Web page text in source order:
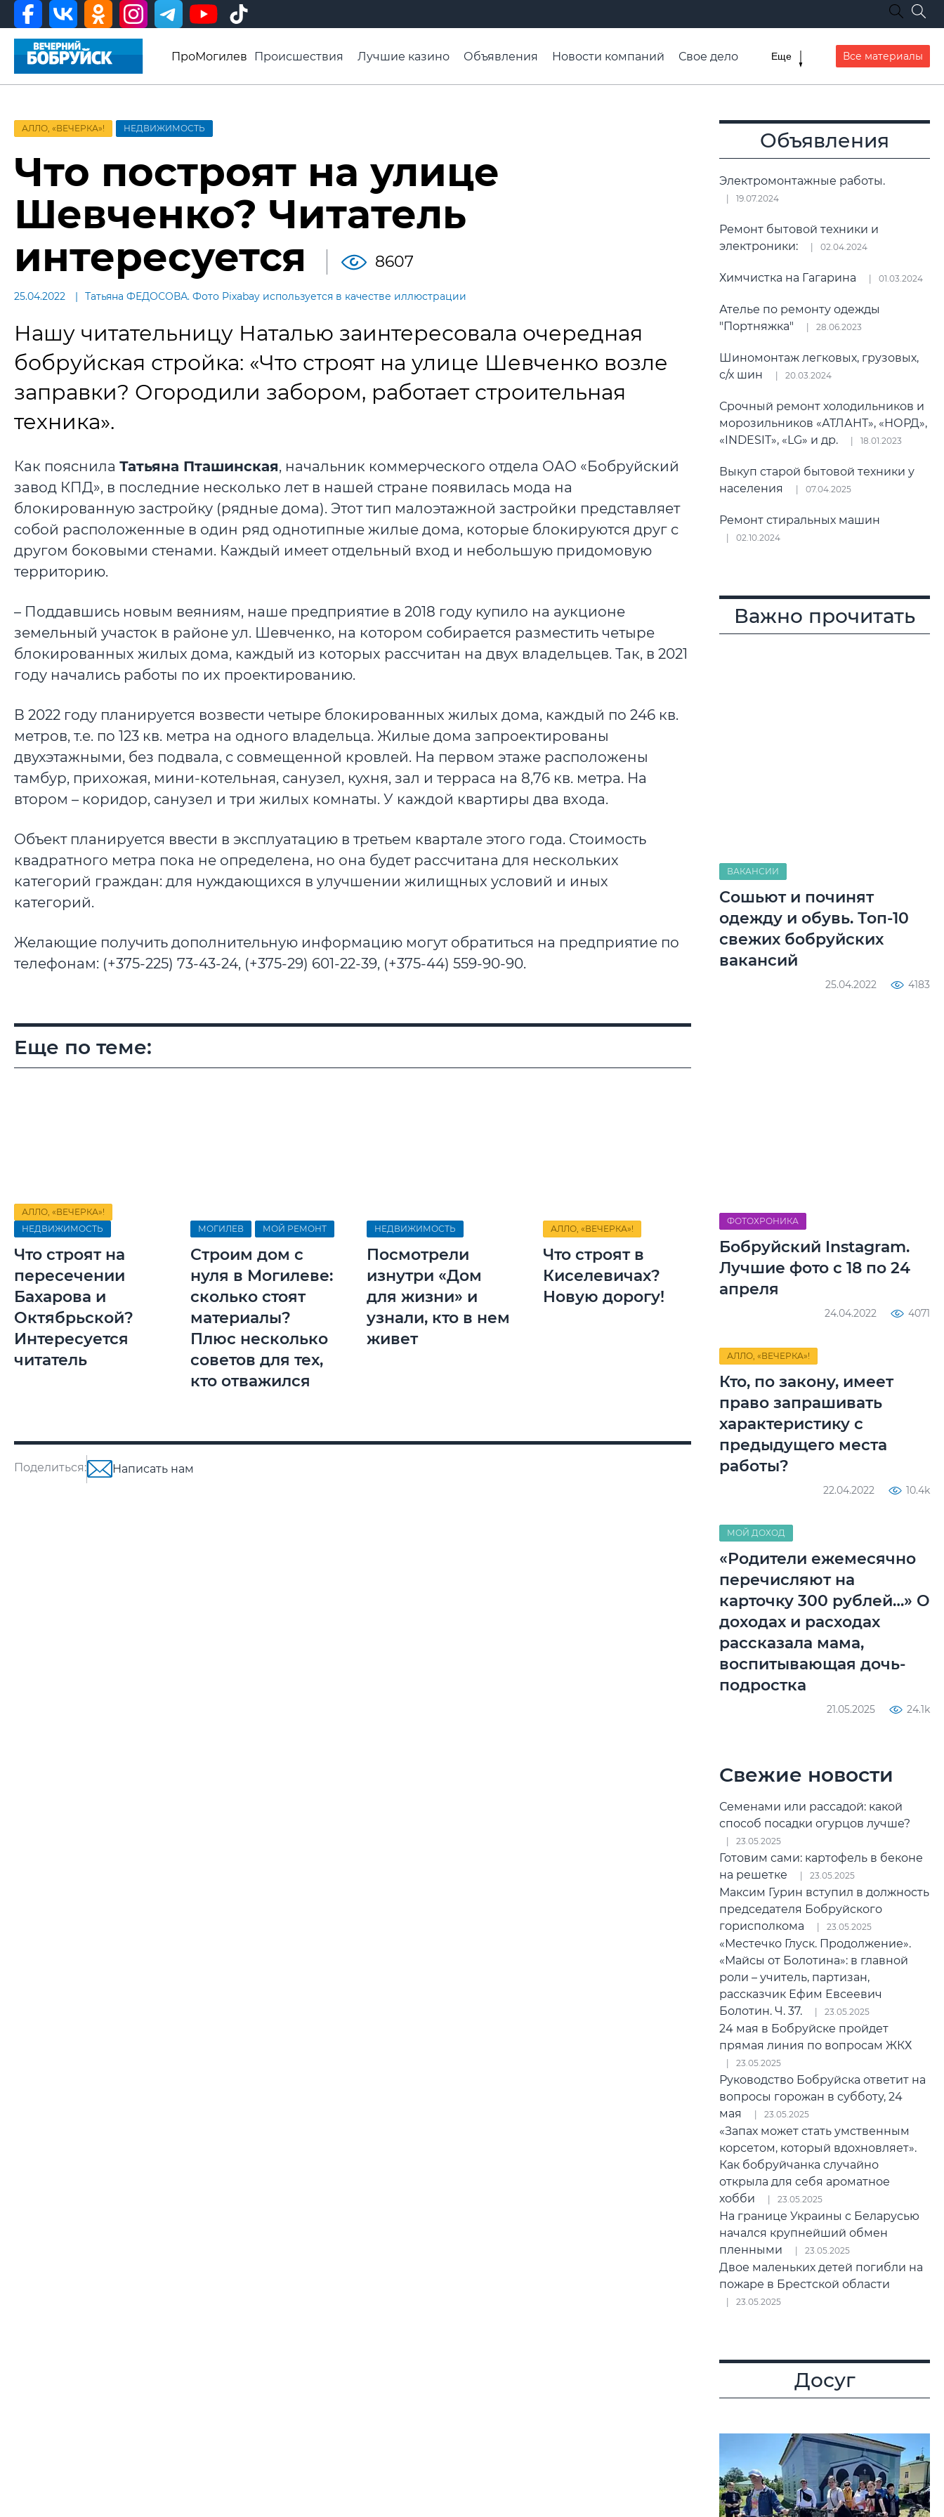
ПроМогилев Происшествия Лучшие казино Объявления Новости компаний
Свое дело
Видео ВБ
Еще Все материалы
АЛЛО, «ВЕЧЕРКА»! НЕДВИЖИМОСТЬ
Что построят на улице
Шевченко? Читатель
интересуется
8607
25.04.2022 Татьяна ФЕДОСОВА. Фото Pixabay используется в качестве иллюстрации
Нашу читательницу Наталью заинтересовала очередная
бобруйская стройка: «Что строят на улице Шевченко возле
заправки? Огородили забором, работает строительная
техника».
Как пояснила Татьяна Пташинская, начальник коммерческого отдела ОАО «Бобруйский
завод КПД», в последние несколько лет в нашей стране появилась мода на
блокированную застройку (рядные дома). Этот тип малоэтажной застройки представляет
собой расположенные в один ряд однотипные жилые дома, которые блокируются друг с
другом боковыми стенами. Каждый имеет отдельный вход и небольшую придомовую
территорию.
– Поддавшись новым веяниям, наше предприятие в 2018 году купило на аукционе
земельный участок в районе ул. Шевченко, на котором собирается разместить четыре
блокированных жилых дома, каждый из которых рассчитан на двух владельцев. Так, в 2021
году начались работы по их проектированию.
В 2022 году планируется возвести четыре блокированных жилых дома, каждый по 246 кв.
метров, т.е. по 123 кв. метра на одного владельца. Жилые дома запроектированы
двухэтажными, без подвала, с совмещенной кровлей. На первом этаже расположены
тамбур, прихожая, мини-котельная, санузел, кухня, зал и терраса на 8,76 кв. метра. На
втором – коридор, санузел и три жилых комнаты. У каждой квартиры два входа.
Объект планируется ввести в эксплуатацию в третьем квартале этого года. Стоимость
квадратного метра пока не определена, но она будет рассчитана для нескольких
категорий граждан: для нуждающихся в улучшении жилищных условий и иных
категорий.
Желающие получить дополнительную информацию могут обратиться на предприятие по
телефонам: (+375-225) 73-43-24, (+375-29) 601-22-39, (+375-44) 559-90-90.
Еще по теме:
АЛЛО, «ВЕЧЕРКА»!
НЕДВИЖИМОСТЬ
Что строят на
пересечении
Бахарова и
Октябрьской?
Интересуется
читатель
МОГИЛЕВ МОЙ РЕМОНТ
Строим дом с
нуля в Могилеве:
сколько стоят
материалы?
Плюс несколько
советов для тех,
кто отважился
НЕДВИЖИМОСТЬ
Посмотрели
изнутри «Дом
для жизни» и
узнали, кто в нем
живет
АЛЛО, «ВЕЧЕРКА»!
Что строят в
Киселевичах?
Новую дорогу!
Поделиться: Написать нам
Объявления
Электромонтажные работы.
19.07.2024
Ремонт бытовой техники и
электроники:
02.04.2024
Химчистка на Гагарина 01.03.2024
Ателье по ремонту одежды
"Портняжка"
28.06.2023
Шиномонтаж легковых, грузовых,
с/х шин
20.03.2024
Срочный ремонт холодильников и
морозильников «АТЛАНТ», «НОРД»,
«INDESIT», «LG» и др.
18.01.2023
Выкуп старой бытовой техники у
населения
07.04.2025
Ремонт стиральных машин
02.10.2024
Важно прочитать
ВАКАНСИИ
Сошьют и починят
одежду и обувь. Топ-10
свежих бобруйских
вакансий
25.04.2022 4183
ФОТОХРОНИКА
Бобруйский Instagram.
Лучшие фото с 18 по 24
апреля
24.04.2022 4071
АЛЛО, «ВЕЧЕРКА»!
Кто, по закону, имеет
право запрашивать
характеристику с
предыдущего места
работы?
22.04.2022 10.4k
МОЙ ДОХОД
«Родители ежемесячно
перечисляют на
карточку 300 рублей…» О
доходах и расходах
рассказала мама,
воспитывающая дочь-
подростка
21.05.2025 24.1k
Свежие новости
Семенами или рассадой: какой
способ посадки огурцов лучше?
23.05.2025
Готовим сами: картофель в беконе
на решетке
23.05.2025
Максим Гурин вступил в должность
председателя Бобруйского
горисполкома
23.05.2025
«Местечко Глуск. Продолжение».
«Майсы от Болотина»: в главной
роли – учитель, партизан,
рассказчик Ефим Евсеевич
Болотин. Ч. 37.
23.05.2025
24 мая в Бобруйске пройдет
прямая линия по вопросам ЖКХ
23.05.2025
Руководство Бобруйска ответит на
вопросы горожан в субботу, 24
мая
23.05.2025
«Запах может стать умственным
корсетом, который вдохновляет».
Как бобруйчанка случайно
открыла для себя ароматное
хобби
23.05.2025
На границе Украины с Беларусью
начался крупнейший обмен
пленными
23.05.2025
Двое маленьких детей погибли на
пожаре в Брестской области
23.05.2025
Досуг